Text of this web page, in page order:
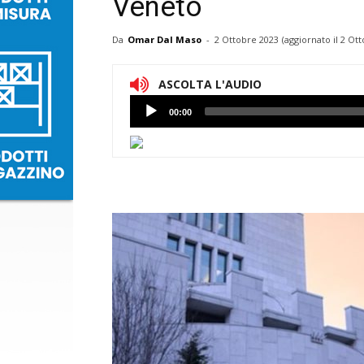
Veneto
Da Omar Dal Maso - 2 Ottobre 2023 (aggiornato il 2
ASCOLTA L'AUDIO
Lettore
Audio
00:00